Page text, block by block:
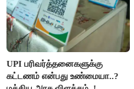
UPI பரிவர்த்தனைகளுக்கு
கட்டணம் என்பது உண்மையா..?